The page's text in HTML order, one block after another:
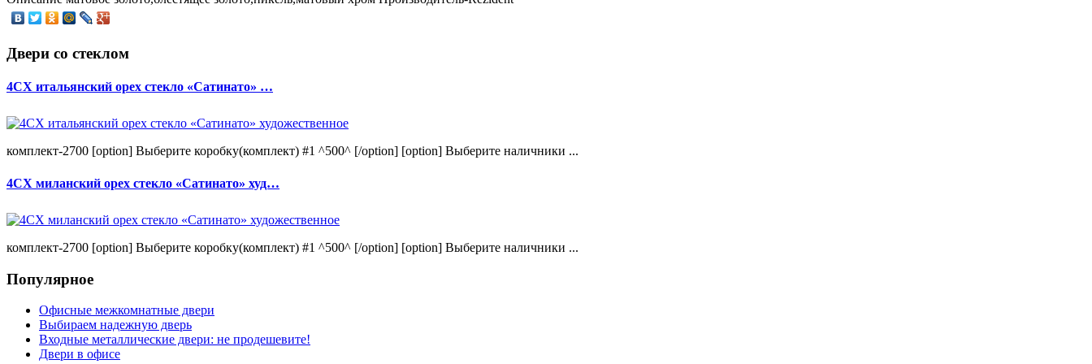
Двери со стеклом
4CХ итальянский орех стекло «Сатинато» …
комплект-2700 [option] Выберите коробку(комплект) #1 ^500^ [/option] [option] Выберите наличники ...
4CХ миланский орех стекло «Сатинато» худ…
комплект-2700 [option] Выберите коробку(комплект) #1 ^500^ [/option] [option] Выберите наличники ...
Популярное
Офисные межкомнатные двери
Выбираем надежную дверь
Входные металлические двери: не продешевите!
Двери в офисе